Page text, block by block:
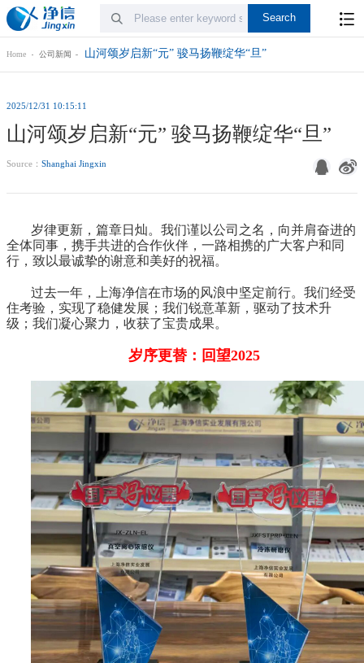
Home 公司新闻 山河颂岁启新“元” 骏马扬鞭绽华“旦”
2025/12/31 10:15:11
山河颂岁启新“元” 骏马扬鞭绽华“旦”
Source：Shanghai Jingxin
岁律更新，篇章日灿。我们谨以公司之名，向并肩奋进的
全体同事，携手共进的合作伙伴，一路相携的广大客户和同
行，致以最诚挚的谢意和美好的祝福。
过去一年，上海净信在市场的风浪中坚定前行。我们经受
住考验，实现了稳健发展；我们锐意革新，驱动了技术升
级；我们凝心聚力，收获了宝贵成果。
岁序更替：回望2025